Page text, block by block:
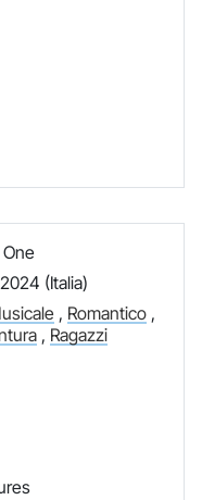
(Italia)
, Romantico,
, Ragazzi